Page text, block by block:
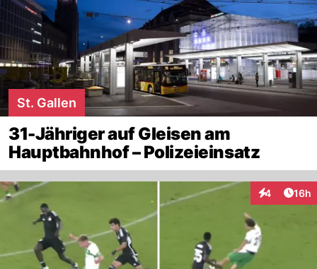
St. Gallen
31-Jähriger auf Gleisen am
Hauptbahnhof – Polizeieinsatz
4
Interaktionen
16h